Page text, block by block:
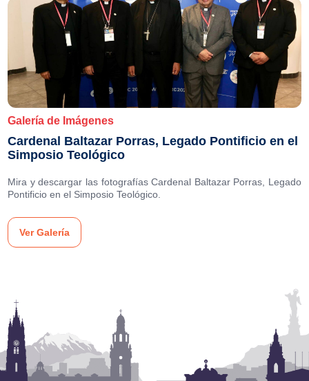
Galería de Imágenes
Cardenal Baltazar Porras, Legado Pontificio en el
Simposio Teológico
Mira y descargar las fotografías Cardenal Baltazar Porras, Legado
Pontificio en el Simposio Teológico.
Ver Galería